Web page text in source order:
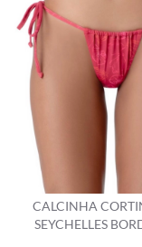
CALCINHA